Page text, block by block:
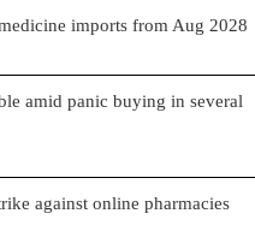
imports from Aug 2028
amid panic buying in several
against online pharmacies